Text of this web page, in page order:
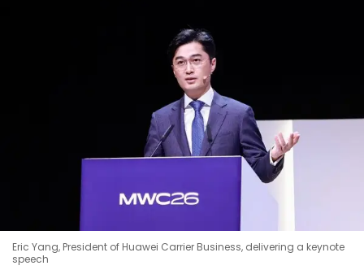
Eric Yang, President of Huawei Carrier Business, delivering a keynote
speech